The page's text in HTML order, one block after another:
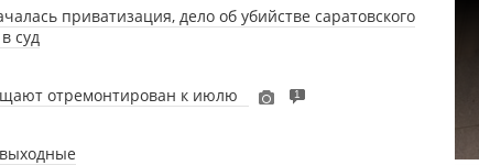
приватизация, дело об убийстве саратовского
суд
отремонтирован к июлю⠀ 1